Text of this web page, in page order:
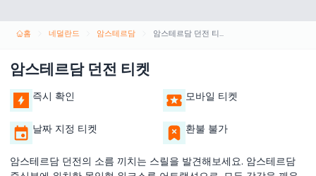
홈 네덜란드 암스테르담 암스테르담 던전 티켓
암스테르담 던전 티켓
즉시 확인 모바일 티켓
날짜 지정 티켓 환불 불가
암스테르담 던전의 소름 끼치는 스릴을 발견해보세요. 암스테르담